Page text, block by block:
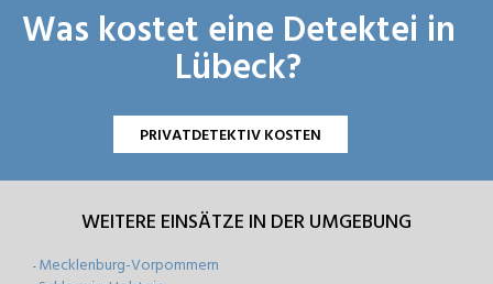
Was kostet eine Detektei in
Lübeck?
PRIVATDETEKTIV KOSTEN
WEITERE EINSÄTZE IN DER UMGEBUNG
- Mecklenburg-Vorpommern